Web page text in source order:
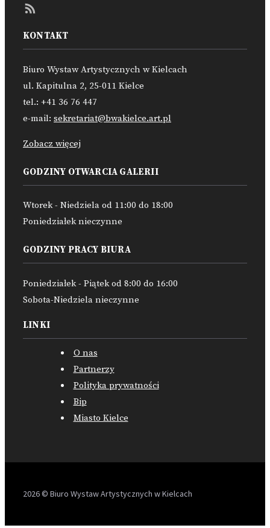
YouTube
KONTAKT
Biuro Wystaw Artystycznych w Kielcach
ul. Kapitulna 2, 25-011 Kielce
tel.: +41 36 76 447
e-mail: sekretariat@bwakielce.art.pl
Zobacz więcej
GODZINY OTWARCIA GALERII
Wtorek - Niedziela od 11:00 do 18:00
Poniedziałek nieczynne
GODZINY PRACY BIURA
Poniedziałek - Piątek od 8:00 do 16:00
Sobota-Niedziela nieczynne
LINKI
O nas
Partnerzy
Polityka prywatności
Bip
Miasto Kielce
2026 © Biuro Wystaw Artystycznych w Kielcach